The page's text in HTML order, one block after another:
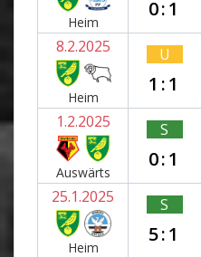
Heim
0:1
8.2.2025
Heim
U
1:1
1.2.2025
Auswärts
S
0:1
25.1.2025
Heim
S
5:1